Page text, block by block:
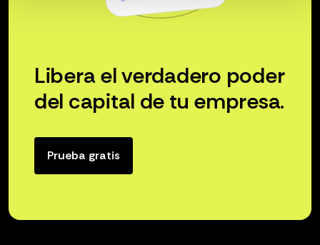
Libera el verdadero poder
del capital de tu empresa.
Prueba gratis